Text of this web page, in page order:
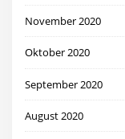
November 2020
Oktober 2020
September 2020
August 2020